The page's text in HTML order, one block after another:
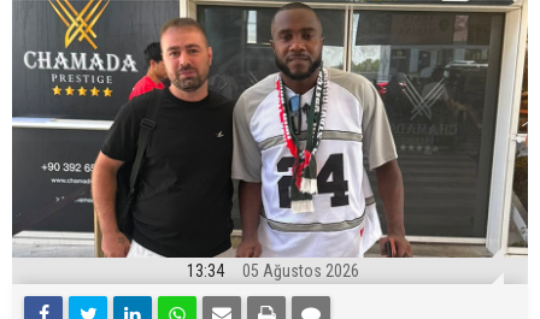
13:34 05 Ağustos 2026